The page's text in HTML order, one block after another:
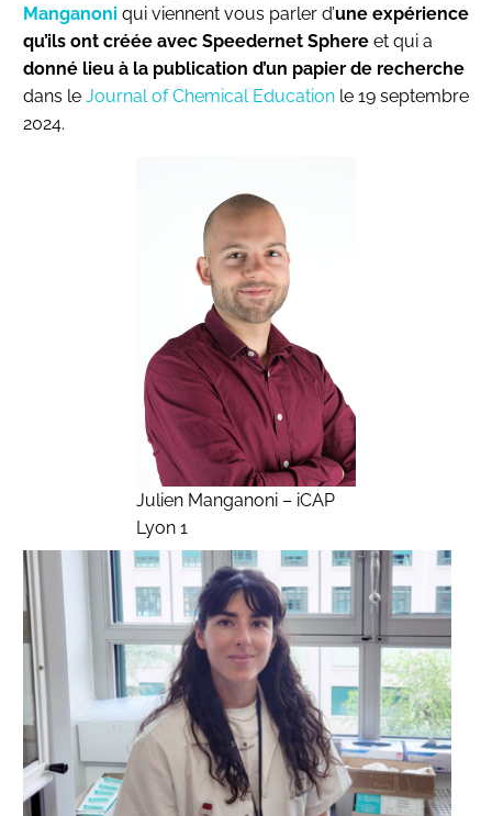
Manganoni qui viennent vous parler d’une expérience
qu’ils ont créée avec Speedernet Sphere et qui a
donné lieu à la publication d’un papier de recherche
dans le Journal of Chemical Education le 19 septembre
2024.
Julien Manganoni – iCAP
Lyon 1